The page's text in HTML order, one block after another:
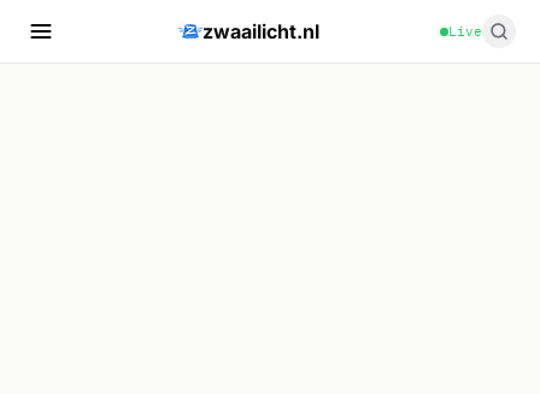
zwaailicht.nl Live